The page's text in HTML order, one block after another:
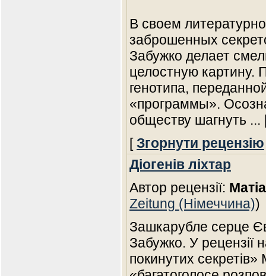
В своем
заброшенных
Забужко делает
целостную картину.
генотипа,
«программы».
обществу шагнуть ...
[Згорнути рецензію
Діогенів ліхтар
Автор рецензії:
Zeitung (Німеччина))
Зашкарубле серце
Забужко. У рецензії
покинутих